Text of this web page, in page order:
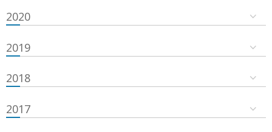
2020
2019
2018
2017